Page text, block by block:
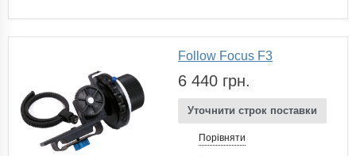
Follow Focus F3
6 440 грн.
Уточнити строк поставки
Порівняти